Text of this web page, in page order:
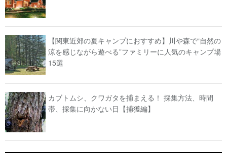
【関東近郊の夏キャンプにおすすめ】川や森で“自然の
涼を感じながら遊べる”ファミリーに人気のキャンプ場
15選
カブトムシ、クワガタを捕まえる！ 採集方法、時間
帯、採集に向かない日【捕獲編】